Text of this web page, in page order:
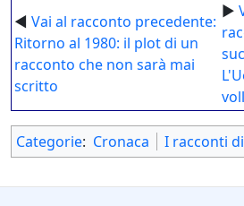
◄ Vai al racconto precedente:
Ritorno al 1980: il plot di un
racconto che non sarà mai
scritto
►
Categorie: Cronaca I racconti